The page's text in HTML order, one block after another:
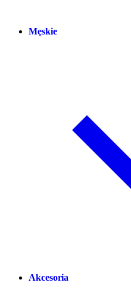
Męskie
Akcesoria